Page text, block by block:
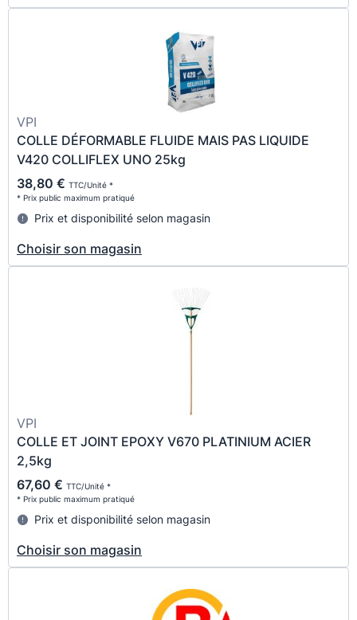
VPI
COLLE DÉFORMABLE FLUIDE MAIS PAS LIQUIDE
V420 COLLIFLEX UNO 25kg
38,80 € TTC/Unité *
* Prix public maximum pratiqué
Prix et disponibilité selon magasin
Choisir son magasin
VPI
COLLE ET JOINT EPOXY V670 PLATINIUM ACIER
2,5kg
67,60 € TTC/Unité *
* Prix public maximum pratiqué
Prix et disponibilité selon magasin
Choisir son magasin